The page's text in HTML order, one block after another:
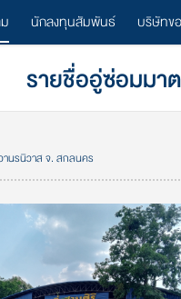
นักลงทุนสัมพันธ์ บริษัทขอ
รายชื่ออู่ซ่อมมา
นรนิวาส จ. สกลนคร